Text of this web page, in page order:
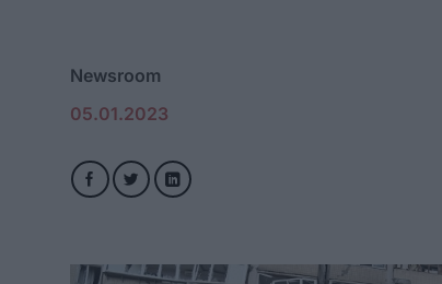
Newsroom
05.01.2023